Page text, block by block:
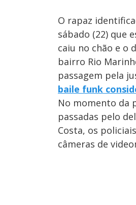
O rapaz
sábado (22) que
caiu no chão e o
bairro Rio
passagem pela
baile funk
No momento da
passadas pelo
Costa, os
câmeras de